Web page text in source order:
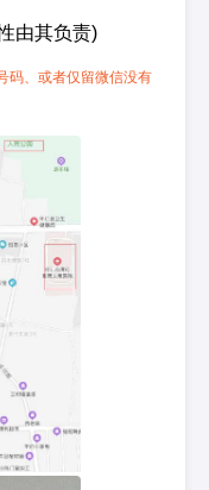
由其负责)
码、或者仅留微信没有